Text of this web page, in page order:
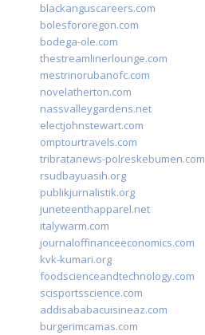
blackanguscareers.com
bolesfororegon.com
bodega-ole.com
thestreamlinerlounge.com
mestrinorubanofc.com
novelatherton.com
nassvalleygardens.net
electjohnstewart.com
omptourtravels.com
tribratanews-polreskebumen.com
rsudbayuasih.org
publikjurnalistik.org
juneteenthapparel.net
italywarm.com
journaloffinanceeconomics.com
kvk-kumari.org
foodscienceandtechnology.com
scisportsscience.com
addisababacuisineaz.com
burgerimcamas.com